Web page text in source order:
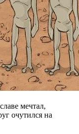
мечтал,
очутился на